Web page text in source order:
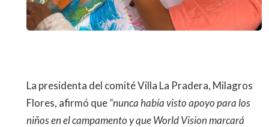
La presidenta del comité Villa La Pradera, Milagros
Flores, afirmó que“nunca había visto apoyo para los
niños en el campamento y que World Vision marcará